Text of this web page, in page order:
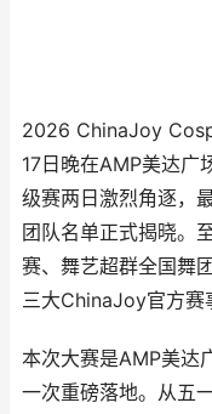
2026 ChinaJoy
17日晚在AMP美达广
级赛两日激烈角逐，
团队名单正式揭晓。
赛、舞艺超群全国舞
三大ChinaJoy官方赛
本次大赛是AMP美达
一次重磅落地。从五